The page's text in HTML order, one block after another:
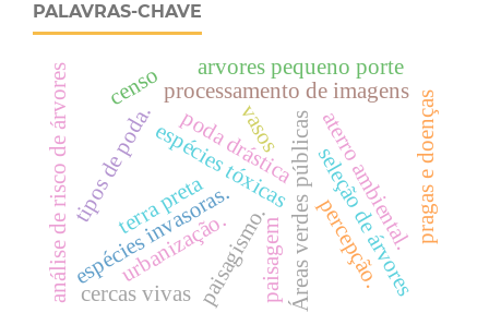
PALAVRAS-CHAVE
Áreas verdes públicas
processamento de imagens
espécies tóxicas
espécies invasoras.
arvores pequeno porte
tipos de poda.
análise de risco de árvores paisagismo.
aterro ambiental.
censo
urbanização. seleção de árvores
poda drástica pragas e doenças
percepção.
terra preta
vasos
cercas vivas paisagem